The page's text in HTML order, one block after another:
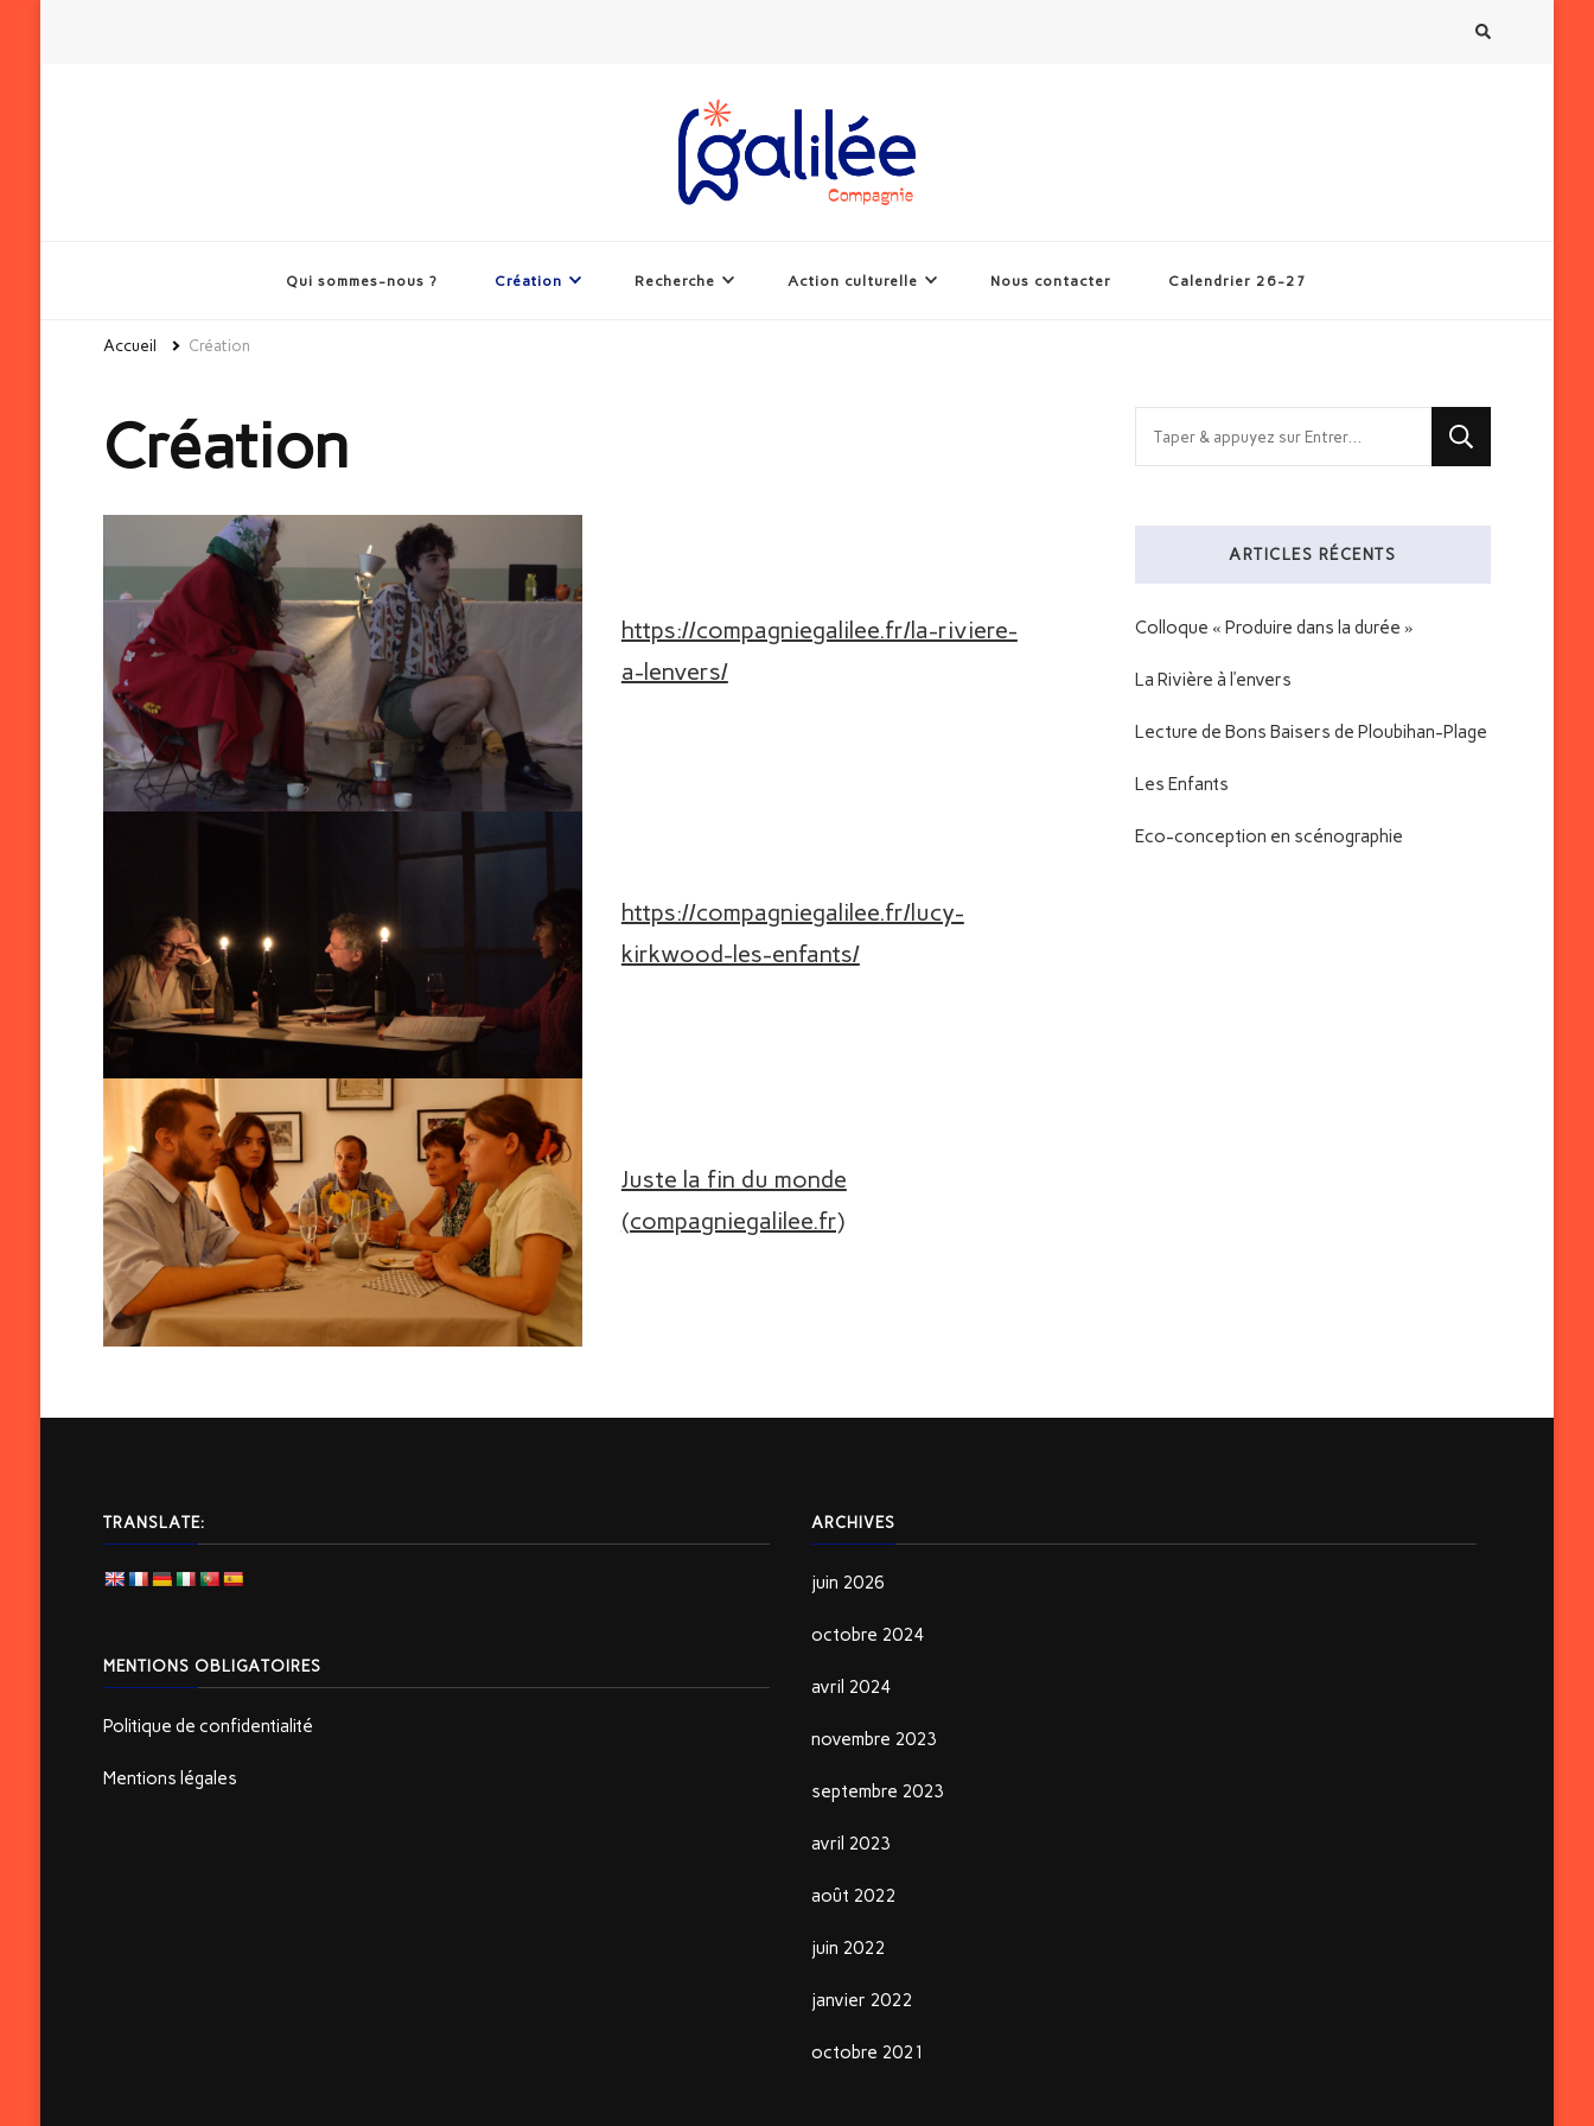
Qui sommes-nous ? Création Recherche Action culturelle Nous contacter Calendrier 26-27
Accueil Création
Création
https://compagniegalilee.fr/la-riviere-
a-lenvers/
https://compagniegalilee.fr/lucy-
kirkwood-les-enfants/
Juste la fin du monde
(compagniegalilee.fr)
chose
ARTICLES RÉCENTS
Colloque « Produire dans la durée »
La Rivière à l’envers
Lecture de Bons Baisers de Ploubihan-Plage
Les Enfants
Eco-conception en scénographie
TRANSLATE:
MENTIONS OBLIGATOIRES
Politique de confidentialité
Mentions légales
ARCHIVES
juin 2026
octobre 2024
avril 2024
novembre 2023
septembre 2023
avril 2023
août 2022
juin 2022
janvier 2022
octobre 2021